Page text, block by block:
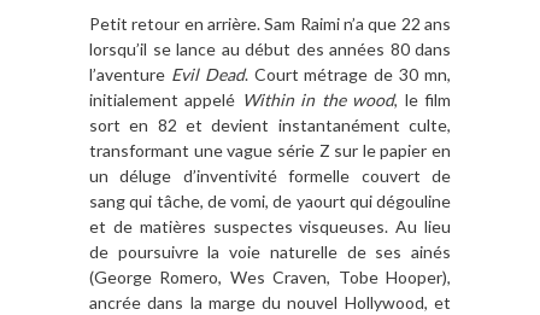
Petit retour en arrière. Sam Raimi n’a que 22 ans
lorsqu’il se lance au début des années 80 dans
l’aventure Evil Dead. Court métrage de 30 mn,
initialement appelé Within in the wood, le film
sort en 82 et devient instantanément culte,
transformant une vague série Z sur le papier en
un déluge d’inventivité formelle couvert de
sang qui tâche, de vomi, de yaourt qui dégouline
et de matières suspectes visqueuses. Au lieu
de poursuivre la voie naturelle de ses ainés
(George Romero, Wes Craven, Tobe Hooper),
ancrée dans la marge du nouvel Hollywood, et